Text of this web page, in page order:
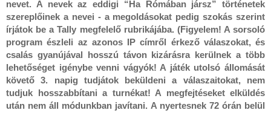
nevet. A nevek az eddigi “Ha Rómában jársz” történetek
szereplőinek a nevei - a megoldásokat pedig szokás szerint
írjátok be a Tally megfelelő rubrikájába. (Figyelem! A sorsoló
program észleli az azonos IP címről érkező válaszokat, és
csalás gyanújával hosszú távon kizárásra kerülnek a több
lehetőséget igénybe venni vágyók! A játék utolsó állomását
követő 3. napig tudjátok beküldeni a válaszaitokat, nem
tudjuk hosszabbítani a turnékat! A megfejtéseket elküldés
után nem áll módunkban javítani. A nyertesnek 72 órán belül